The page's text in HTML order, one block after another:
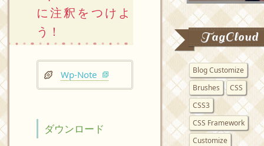
に注釈をつけよ
う！
Wp-Note
ダウンロード
TagCloud
Blog Customize
Brushes
CSS
CSS3
CSS Framework
Customize